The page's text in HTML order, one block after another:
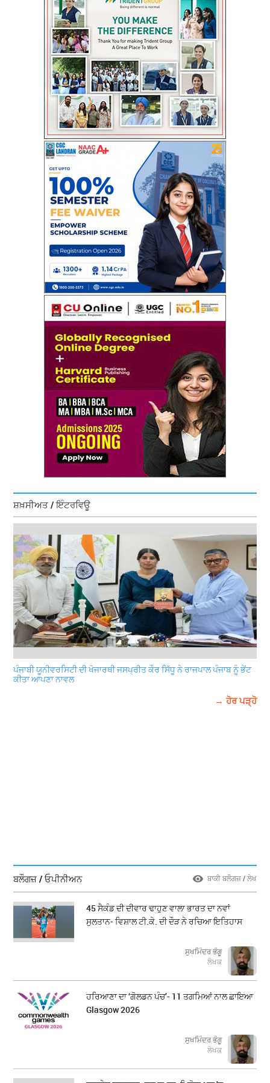
ਸ਼ਖ਼ਸੀਅਤ / ਇੰਟਰਵਿਊ
ਪੰਜਾਬੀ ਯੂਨੀਵਰਸਿਟੀ ਦੀ ਖੋਜਾਰਥੀ ਜਸਪ੍ਰੀਤ ਕੌਰ ਸਿੱਧੂ ਨੇ ਰਾਜਪਾਲ ਪੰਜਾਬ ਨੂੰ ਭੇਂਟ
ਕੀਤਾ ਆਪਣਾ ਨਾਵਲ
→ ਹੋਰ ਪੜ੍ਹੋ
ਬਲੌਗਜ਼ / ਓਪੀਨੀਅਨ ਬਾਕੀ ਬਲੌਗਜ਼ / ਲੇਖ
45 ਸੈਕੰਡ ਦੀ ਦੀਵਾਰ ਢਾਹੁਣ ਵਾਲਾ ਭਾਰਤ ਦਾ ਨਵਾਂ
ਸੁਲਤਾਨ- ਵਿਸ਼ਾਲ ਟੀ.ਕੇ. ਦੀ ਦੌੜ ਨੇ ਰਚਿਆ ਇਤਿਹਾਸ
ਸੁਖਮਿੰਦਰ ਭੰਗੂ
ਲੇਖਕ
ਹਰਿਆਣਾ ਦਾ ‘ਗੋਲਡਨ ਪੰਚ’- 11 ਤਗਮਿਆਂ ਨਾਲ ਛਾਇਆ
Glasgow 2026
ਸੁਖਮਿੰਦਰ ਭੰਗੂ
ਲੇਖਕ